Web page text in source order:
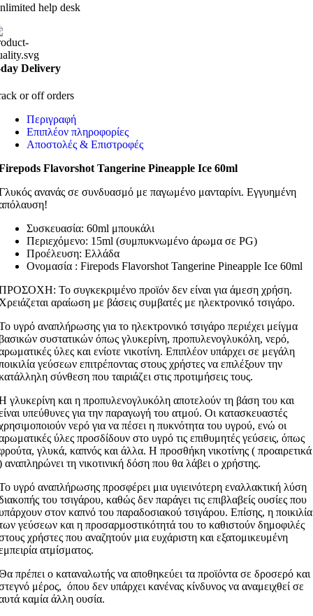
help desk
Delivery
or off orders
Περιγραφή
Επιπλέον πληροφορίες
Αποστολές & Επιστροφές
Flavorshot Tangerine Pineapple Ice 60ml
ανανάς σε συνδυασμό με παγωμένο μανταρίνι. Εγγυημένη
Συσκευασία: 60ml μπουκάλι
Περιεχόμενο: 15ml (συμπυκνωμένο άρωμα σε PG)
Προέλευση: Ελλάδα
Ονομασία : Firepods Flavorshot Tangerine Pineapple Ice 60ml
Το συγκεκριμένο προϊόν δεν είναι για άμεση χρήση.
αραίωση με βάσεις συμβατές με ηλεκτρονικό τσιγάρο.
υγρό αναπλήρωσης για το ηλεκτρονικό τσιγάρο περιέχει μείγμα
συστατικών όπως γλυκερίνη, προπυλενογλυκόλη, νερό,
ύλες και ενίοτε νικοτίνη. Επιπλέον υπάρχει σε μεγάλη
γεύσεων επιτρέποντας στους χρήστες να επιλέξουν την
σύνθεση που ταιριάζει στις προτιμήσεις τους.
γλυκερίνη και η προπυλενογλυκόλη αποτελούν τη βάση του και
υπεύθυνες για την παραγωγή του ατμού. Οι κατασκευαστές
νερό για να πέσει η πυκνότητα του υγρού, ενώ οι
ύλες προσδίδουν στο υγρό τις επιθυμητές γεύσεις, όπως
γλυκά, καπνός και άλλα. Η προσθήκη νικοτίνης ( προαιρετικά
αναπληρώνει τη νικοτινική δόση που θα λάβει ο χρήστης.
υγρό αναπλήρωσης προσφέρει μια υγιεινότερη εναλλακτική λύση
του τσιγάρου, καθώς δεν παράγει τις επιβλαβείς ουσίες που
στον καπνό του παραδοσιακού τσιγάρου. Επίσης, η ποικιλία
γεύσεων και η προσαρμοστικότητά του το καθιστούν δημοφιλές
χρήστες που αναζητούν μια ευχάριστη και εξατομικευμένη
ατμίσματος.
πρέπει ο καταναλωτής να αποθηκεύει τα προϊόντα σε δροσερό και
μέρος, όπου δεν υπάρχει κανένας κίνδυνος να αναμειχθεί σε
καμία άλλη ουσία.